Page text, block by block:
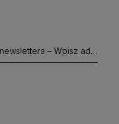
– Wpisz adres e-